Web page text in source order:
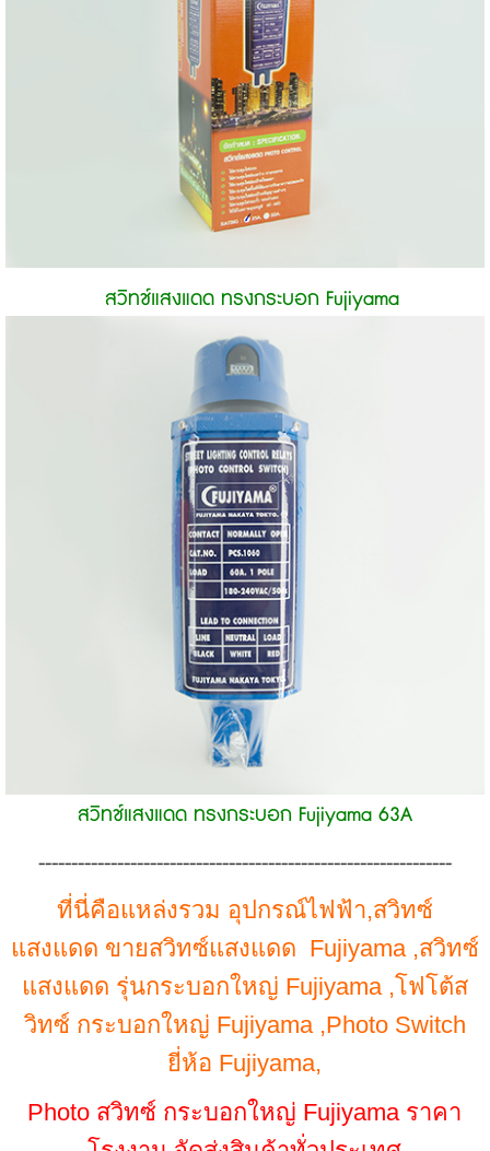
สวิทช์แสงแดด ทรงกระบอก Fujiyama
สวิทช์แสงแดด ทรงกระบอก Fujiyama 63A
---------------------------------------------------------------
ที่นี่คือแหล่งรวม อุปกรณ์ไฟฟ้า,สวิทซ์
แสงแดด ขายสวิทซ์แสงแดด Fujiyama ,สวิทซ์
แสงแดด รุ่นกระบอกใหญ่ Fujiyama ,โฟโต้ส
วิทซ์ กระบอกใหญ่ Fujiyama ,Photo Switch
ยี่ห้อ Fujiyama,
Photo สวิทซ์ กระบอกใหญ่ Fujiyama ราคา